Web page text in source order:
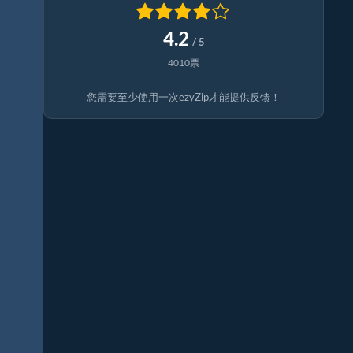
4.2 / 5
4010票
您需要至少使用一次ezyZip才能提供反馈！